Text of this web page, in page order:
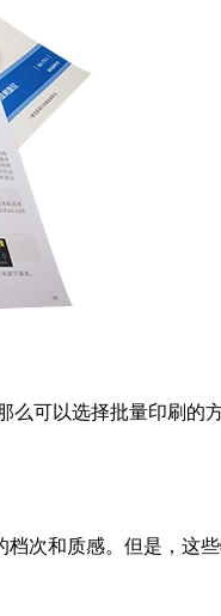
可以选择批量印刷的
次和质感。但是，这